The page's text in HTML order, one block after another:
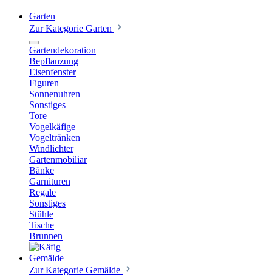
Garten
Zur Kategorie Garten
Gartendekoration
Bepflanzung
Eisenfenster
Figuren
Sonnenuhren
Sonstiges
Tore
Vogelkäfige
Vogeltränken
Windlichter
Gartenmobiliar
Bänke
Garnituren
Regale
Sonstiges
Stühle
Tische
Brunnen
Gemälde
Zur Kategorie Gemälde